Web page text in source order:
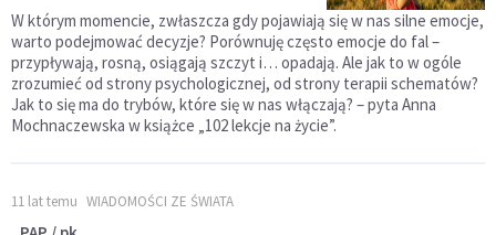
W którym momencie, zwłaszcza gdy pojawiają się w nas silne emocje,
warto podejmować decyzje? Porównuję często emocje do fal –
przypływają, rosną, osiągają szczyt i… opadają. Ale jak to w ogóle
zrozumieć od strony psychologicznej, od strony terapii schematów?
Jak to się ma do trybów, które się w nas włączają? – pyta Anna
Mochnaczewska w książce „102 lekcje na życie”.
11 lat temu WIADOMOŚCI ZE ŚWIATA